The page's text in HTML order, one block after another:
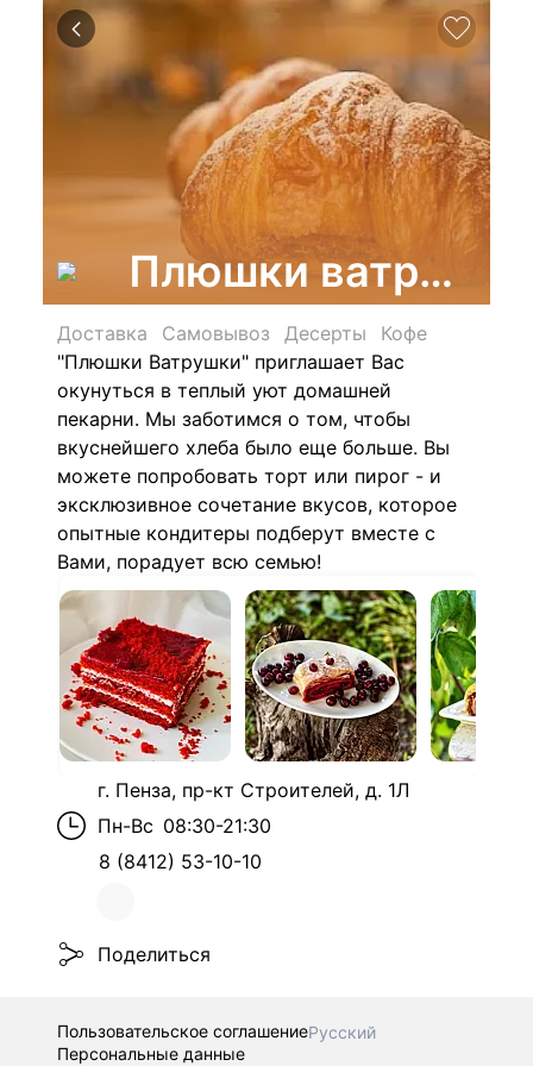
Плюшки ватрушки
Доставка Самовывоз Десерты
Кофе
"Плюшки Ватрушки" приглашает Вас
окунуться в теплый уют домашней
пекарни. Мы заботимся о том, чтобы
вкуснейшего хлеба было еще больше. Вы
можете попробовать торт или пирог - и
эксклюзивное сочетание вкусов, которое
опытные кондитеры подберут вместе с
Вами, порадует всю семью!
г. Пенза, пр-кт Строителей, д. 1Л
Пн-Вс 08:30-21:30
8 (8412) 53-10-10
Поделиться
Пользовательское соглашениеРусский
Персональные данные